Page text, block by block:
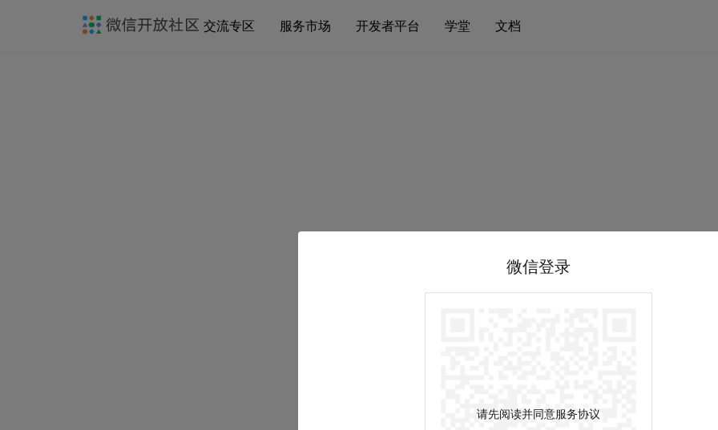
交流专区 服务市场 开发者平台 学堂 文档
微信登录
请先阅读并同意服务协议